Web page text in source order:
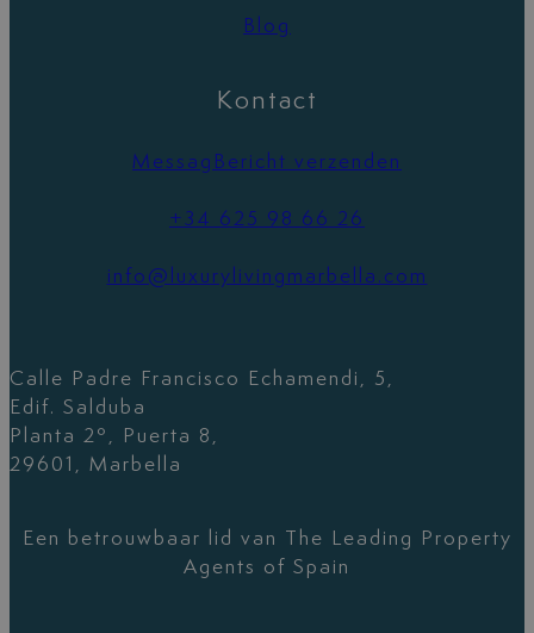
Blog
Kontact
MessagBericht verzenden
+34 625 98 66 26
info@luxurylivingmarbella.com
Calle Padre Francisco Echamendi, 5,
Edif. Salduba
Planta 2º, Puerta 8,
29601, Marbella
Een betrouwbaar lid van The Leading Property
Agents of Spain